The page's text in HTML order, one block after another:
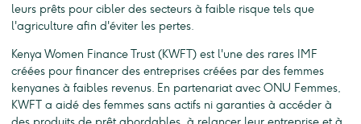
leurs prêts pour cibler des secteurs à faible risque tels que
l'agriculture afin d'éviter les pertes.
Kenya Women Finance Trust (KWFT) est l'une des rares IMF
créées pour financer des entreprises créées par des femmes
kenyanes à faibles revenus. En partenariat avec ONU Femmes,
KWFT a aidé des femmes sans actifs ni garanties à accéder à